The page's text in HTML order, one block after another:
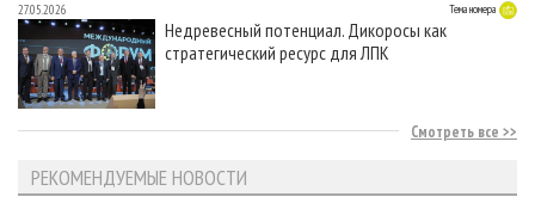
27.05.2026 Тема номера
Недревесный потенциал. Дикоросы как
стратегический ресурс для ЛПК
Смотреть все
РЕКОМЕНДУЕМЫЕ НОВОСТИ